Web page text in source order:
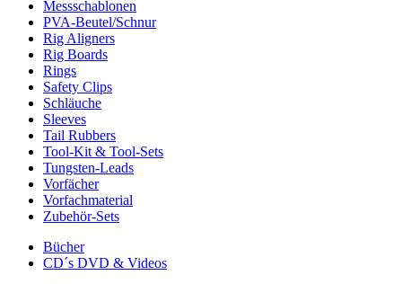
Messschablonen
PVA-Beutel/Schnur
Rig Aligners
Rig Boards
Rings
Safety Clips
Schläuche
Sleeves
Tail Rubbers
Tool-Kit & Tool-Sets
Tungsten-Leads
Vorfächer
Vorfachmaterial
Zubehör-Sets
Bücher
CD´s DVD & Videos